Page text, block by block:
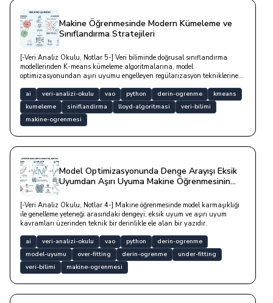
Makine Öğrenmesinde Modern Kümeleme ve
Sınıflandırma Stratejileri
[-Veri Analiz Okulu, Notlar 5-] Veri biliminde doğrusal sınıflandırma
modellerinden K-means kümeleme algoritmalarına, model
optimizasyonundan aşırı uyumu engelleyen regülarizasyon tekniklerine
ai veri-analizi-okulu vao python derin-ogrenme
kmeans
kumeleme
siniflandirma lloyd-algoritmasi
veri-bilimi
makine-ogrenmesi
Model Optimizasyonunda Denge Arayışı Eksik
Uyumdan Aşırı Uyuma Makine Öğrenmesinin
[-Veri Analiz Okulu, Notlar 4-] Makine öğrenmesinde model karmaşıklığı
ile genelleme yeteneği arasındaki dengeyi, eksik uyum ve aşırı uyum
kavramları üzerinden teknik bir derinlikle ele alan bir yazıdır.
ai veri-analizi-okulu vao python
derin-ogrenme
model-uyumu
over-fitting derin-ogrenme
under-fitting
veri-bilimi
makine-ogrenmesi